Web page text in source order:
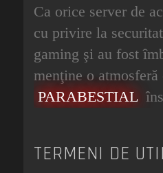
Ca orice server de
cu privire la
gaming şi au fost
menţine o
PARABESTIAL
TERMENI DE